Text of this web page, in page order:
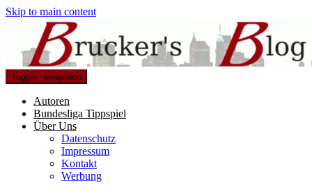
Skip to main content
Toggle navigation
Autoren
Bundesliga Tippspiel
Über Uns
Datenschutz
Impressum
Kontakt
Werbung